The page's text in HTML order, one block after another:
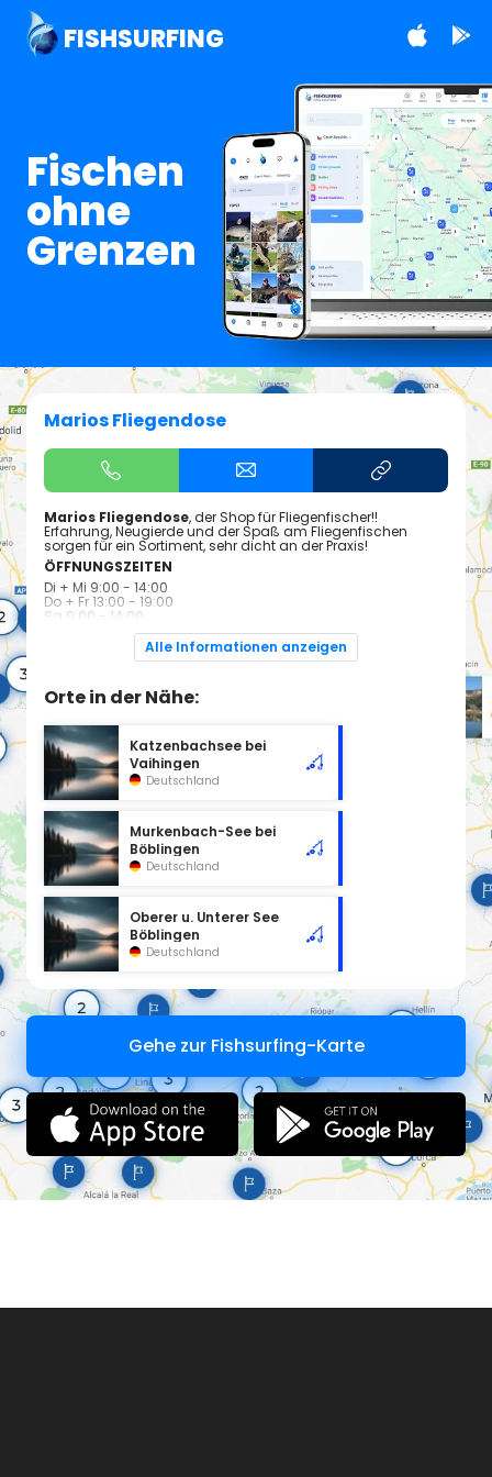
FISHSURFING
Fischen
ohne
Grenzen
Marios Fliegendose
Marios Fliegendose, der Shop für Fliegenfischer!!
Erfahrung, Neugierde und der Spaß am Fliegenfischen
sorgen für ein Sortiment, sehr dicht an der Praxis!
ÖFFNUNGSZEITEN
Di + Mi 9:00 - 14:00
Do + Fr 13:00 - 19:00
Sa 9:00 - 14:00
Alle Informationen anzeigen
Orte in der Nähe:
Katzenbachsee bei
Vaihingen
Deutschland
Murkenbach-See bei
Böblingen
Deutschland
Oberer u. Unterer See
Böblingen
Deutschland
Gehe zur Fishsurfing-Karte